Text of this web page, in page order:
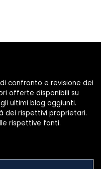
confronto e revisione dei
offerte disponibili su
ultimi blog aggiunti.
dei rispettivi proprietari.
rispettive fonti.